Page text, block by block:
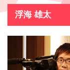
浮海 雄太